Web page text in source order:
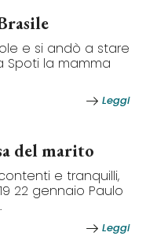
e si andò a stare
Spoti la mamma
Leggi
del marito
e tranquilli,
22 gennaio Paulo
Leggi